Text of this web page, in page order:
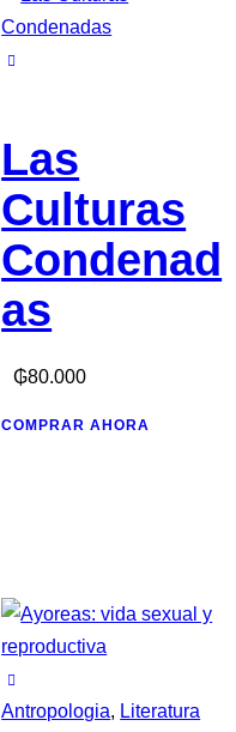
Las
Culturas
Condenad
as
₲80.000
COMPRAR AHORA
Antropologia, Literatura